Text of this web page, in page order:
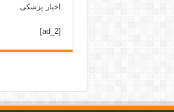
اخبار پزشکی
[ad_2]